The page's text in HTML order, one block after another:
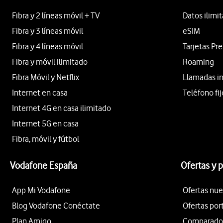
Fibra y 2 líneas móvil + TV
Fibra y 3 líneas móvil
Fibra y 4 líneas móvil
Fibra y móvil ilimitado
Fibra Móvil y Netflix
Internet en casa
Internet 4G en casa ilimitado
Internet 5G en casa
Fibra, móvil y fútbol
Datos
eSIM
Tarjetas
Roaming
Llamadas
Teléfono
Vodafone España
App Mi Vodafone
Blog Vodafone Conéctate
Plan Amigo
Ofertas y
Ofertas
Ofertas